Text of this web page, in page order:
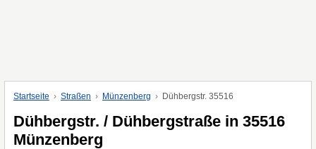
Startseite Straßen Münzenberg Dühbergstr. 35516
Dühbergstr. / Dühbergstraße in 35516
Münzenberg